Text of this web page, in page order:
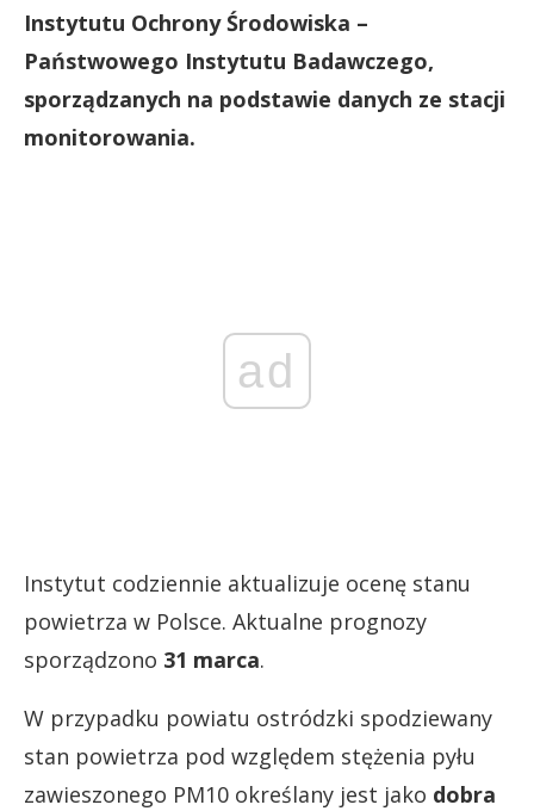
Instytutu Ochrony Środowiska –
Państwowego Instytutu Badawczego,
sporządzanych na podstawie danych ze stacji
monitorowania.
ad
Instytut codziennie aktualizuje ocenę stanu
powietrza w Polsce. Aktualne prognozy
sporządzono 31 marca.
W przypadku powiatu ostródzki spodziewany
stan powietrza pod względem stężenia pyłu
zawieszonego PM10 określany jest jako dobra